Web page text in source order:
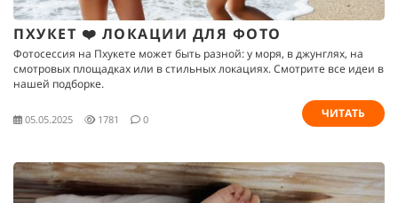
ПХУКЕТ ❤️ ЛОКАЦИИ ДЛЯ ФОТО
Фотосессия на Пхукете может быть разной: у моря, в джунглях, на
смотровых площадках или в стильных локациях. Смотрите все идеи в
нашей подборке.
05.05.2025 1781 0 ЧИТАТЬ